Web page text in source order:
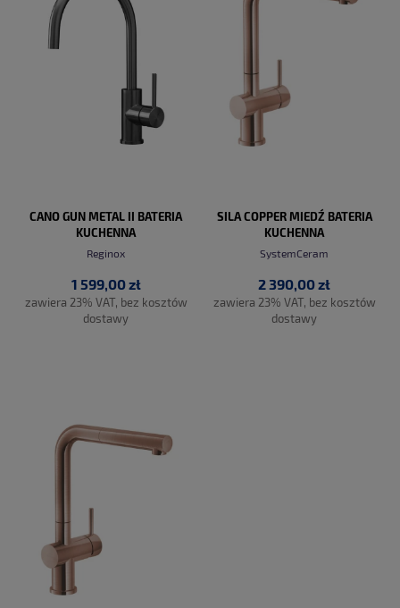
CANO GUN METAL II BATERIA
KUCHENNA
Reginox
1 599,00 zł
zawiera 23% VAT, bez kosztów
dostawy
SILA COPPER MIEDŹ BATERIA
KUCHENNA
SystemCeram
2 390,00 zł
zawiera 23% VAT, bez kosztów
dostawy